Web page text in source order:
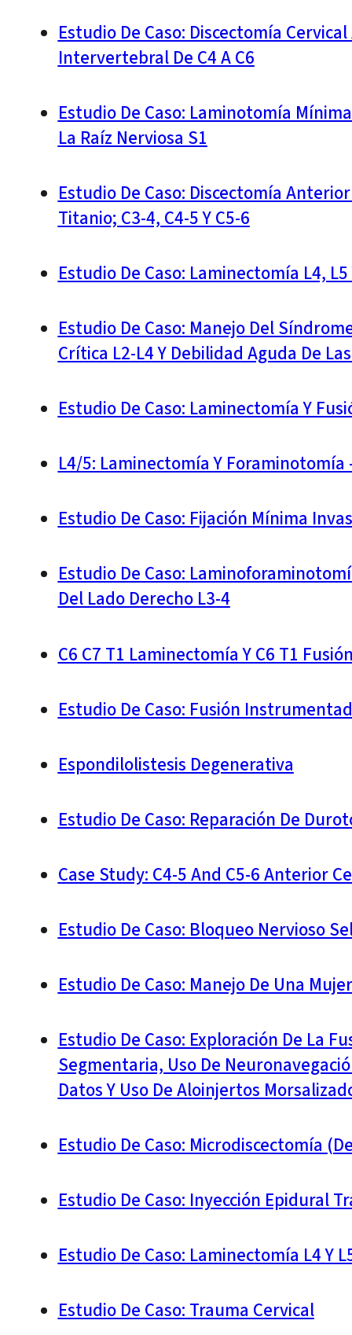
Estudio De Caso: Discectomía
Intervertebral De C4 A C6
Estudio De Caso: Laminotomía
La Raíz Nerviosa S1
Estudio De Caso: Discectomía
Titanio; C3-4, C4-5 Y C5-6
Estudio De Caso: Laminectomía L4,
Estudio De Caso: Manejo Del
Crítica L2-L4 Y Debilidad Aguda De
Estudio De Caso: Laminectomía Y
L4/5: Laminectomía Y
Estudio De Caso: Fijación Mínima
Estudio De Caso:
Del Lado Derecho L3-4
C6 C7 T1 Laminectomía Y C6 T1
Estudio De Caso: Fusión
Espondilolistesis Degenerativa
Estudio De Caso: Reparación De
Case Study: C4-5 And C5-6 Anterior
Estudio De Caso: Bloqueo Nervioso
Estudio De Caso: Manejo De Una
Estudio De Caso: Exploración De La
Segmentaria, Uso De
Datos Y Uso De Aloinjertos
Estudio De Caso: Microdiscectomía
Estudio De Caso: Inyección Epidural
Estudio De Caso: Laminectomía L4 Y
Estudio De Caso: Trauma Cervical